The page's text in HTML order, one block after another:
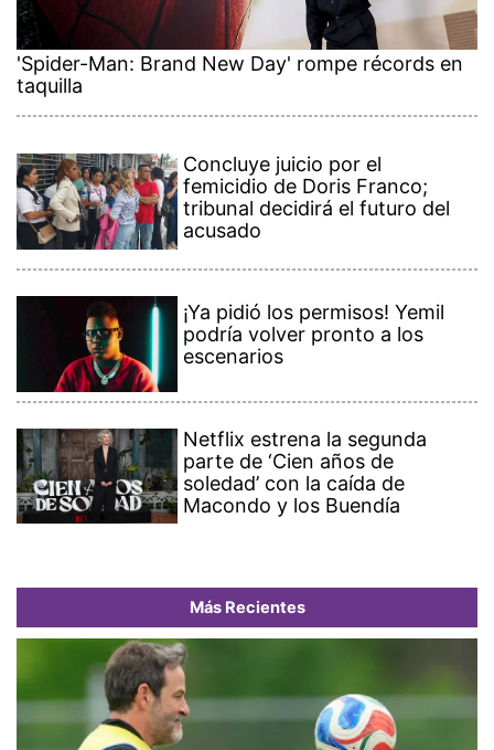
'Spider-Man: Brand New Day' rompe récords en
taquilla
Concluye juicio por el
femicidio de Doris Franco;
tribunal decidirá el futuro del
acusado
¡Ya pidió los permisos! Yemil
podría volver pronto a los
escenarios
Netflix estrena la segunda
parte de ‘Cien años de
soledad’ con la caída de
Macondo y los Buendía
Más Recientes